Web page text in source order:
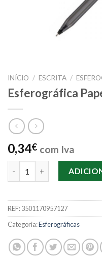
INÍCIO / ESCRITA /
Esferográfica
0,34€ com Iva
Quantidade de
REF:3501170957127
Categoria:Esferográficas